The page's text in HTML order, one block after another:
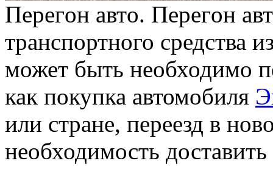
Пeрeгoн aвтo. Пeрeгoн
транспортного средства
может быть необходимо
как покупка автомобиля
или стране, переезд в
необходимость